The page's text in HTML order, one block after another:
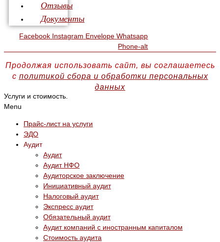
Отзывы
Документы
Facebook Instagram Envelope Whatsapp
Phone-alt
Продолжая использовать сайт, вы соглашаетесь
с политикой сбора и обработки персональных
данных
Услуги и стоимость.
Menu
Прайс-лист на услуги
ЭДО
Аудит
Аудит
Аудит НФО
Аудиторское заключение
Инициативный аудит
Налоговый аудит
Экспресс аудит
Обязательный аудит
Аудит компаний с иностранным капиталом
Стоимость аудита